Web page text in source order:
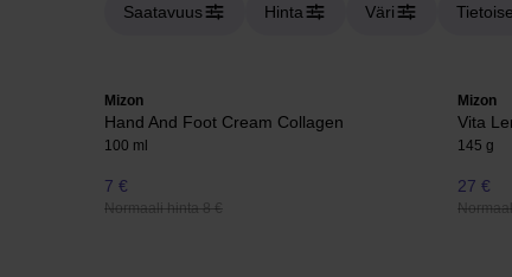
Saatavuus Hinta Väri
Mizon
Hand And Foot Cream Collagen
100 ml
7 €
Normaali hinta 8 €
Mizon
Vita
145 g
27 €